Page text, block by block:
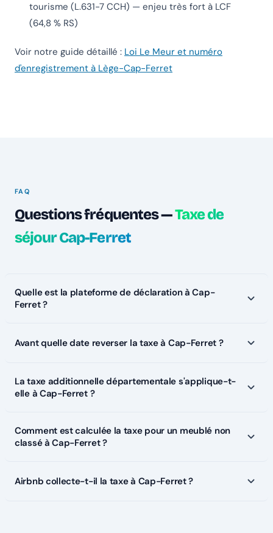
tourisme (L.631-7 CCH) — enjeu très fort à LCF
(64,8 % RS)
Voir notre guide détaillé : Loi Le Meur et numéro
d'enregistrement à Lège-Cap-Ferret
FAQ
Questions fréquentes —Taxe de
séjour Cap-Ferret
Quelle est la plateforme de déclaration à Cap-
Ferret ?
Avant quelle date reverser la taxe à Cap-Ferret ?
La taxe additionnelle départementale s'applique-t-
elle à Cap-Ferret ?
Comment est calculée la taxe pour un meublé non
classé à Cap-Ferret ?
Airbnb collecte-t-il la taxe à Cap-Ferret ?